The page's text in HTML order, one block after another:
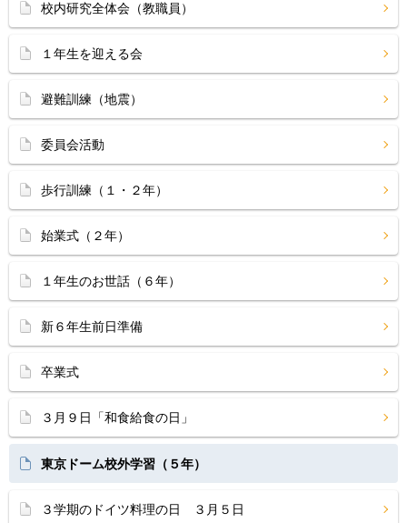
校内研究全体会（教職員）
１年生を迎える会
避難訓練（地震）
委員会活動
歩行訓練（１・２年）
始業式（２年）
１年生のお世話（６年）
新６年生前日準備
卒業式
３月９日「和食給食の日」
東京ドーム校外学習（５年）
３学期のドイツ料理の日 ３月５日